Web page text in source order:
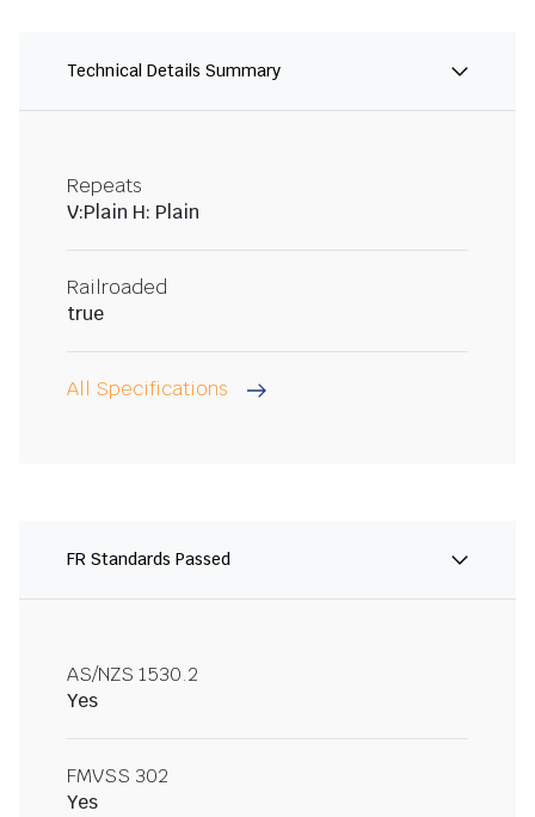
Technical Details Summary
Repeats
V:Plain H: Plain
Railroaded
true
All Specifications
FR Standards Passed
AS/NZS 1530.2
Yes
FMVSS 302
Yes